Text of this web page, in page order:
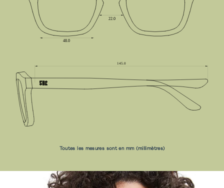
Toutes les mesures sont en mm (millimètres)